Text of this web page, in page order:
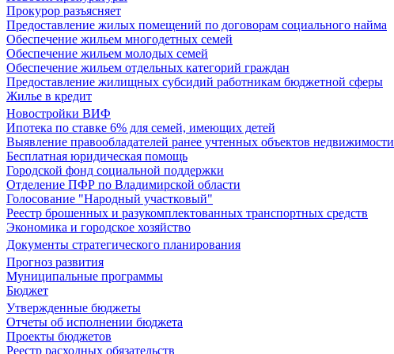
Прокурор разъясняет
Предоставление жилых помещений по договорам социального найма
Обеспечение жильем многодетных семей
Обеспечение жильем молодых семей
Обеспечение жильем отдельных категорий граждан
Предоставление жилищных субсидий работникам бюджетной сферы
Жилье в кредит
Новостройки ВИФ
Ипотека по ставке 6% для семей, имеющих детей
Выявление правообладателей ранее учтенных объектов недвижимости
Бесплатная юридическая помощь
Городской фонд социальной поддержки
Отделение ПФР по Владимирской области
Голосование "Народный участковый"
Реестр брошенных и разукомплектованных транспортных средств
Экономика и городское хозяйство
Документы стратегического планирования
Прогноз развития
Муниципальные программы
Бюджет
Утвержденные бюджеты
Отчеты об исполнении бюджета
Проекты бюджетов
Реестр расходных обязательств